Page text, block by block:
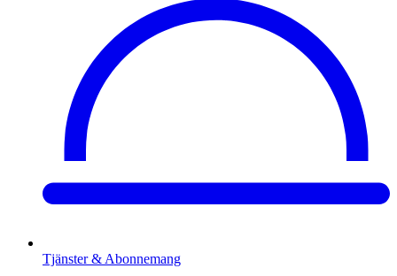
Tjänster & Abonnemang